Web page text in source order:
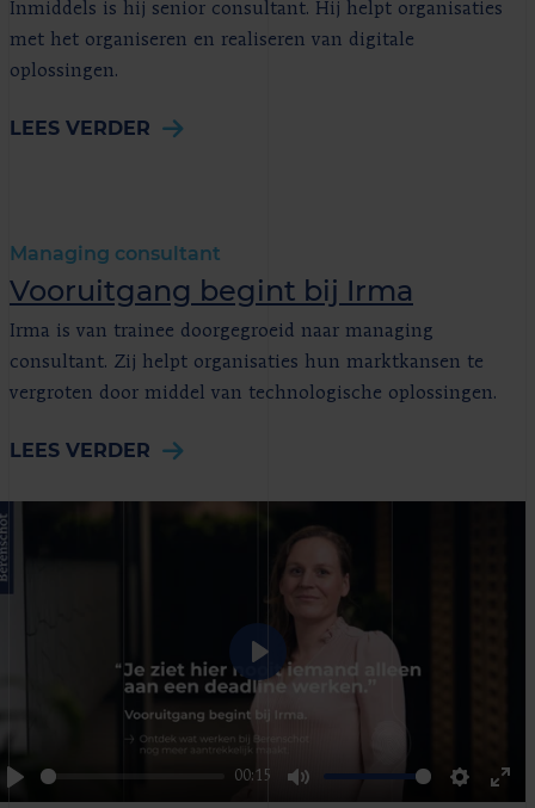
Inmiddels is hij senior consultant. Hij helpt organisaties
met het organiseren en realiseren van digitale
oplossingen.
LEES VERDER
Managing consultant
Vooruitgang begint bij Irma
Irma is van trainee doorgegroeid naar managing
consultant. Zij helpt organisaties hun marktkansen te
vergroten door middel van technologische oplossingen.
LEES VERDER
Play
00:15
Mute Settings
Play